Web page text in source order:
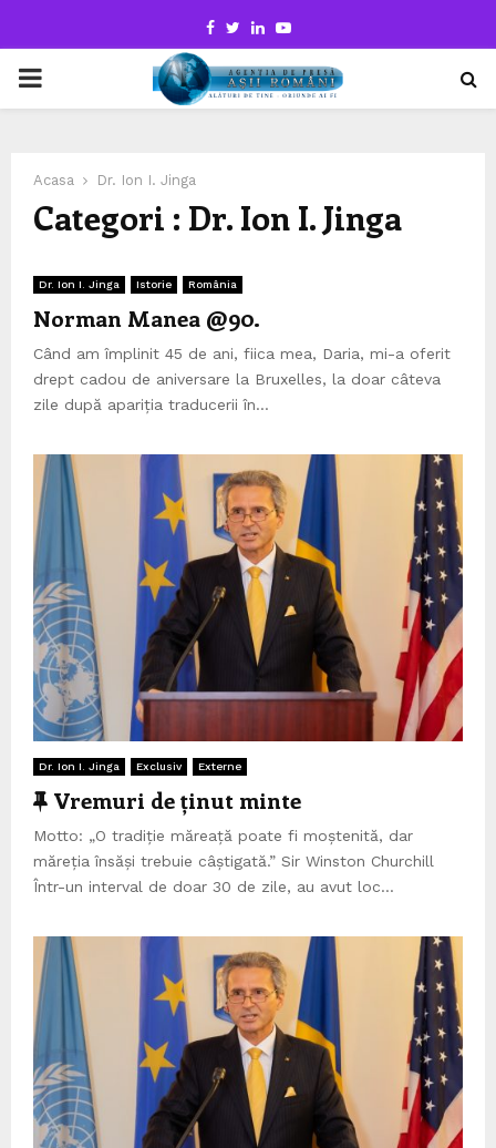
Facebook
TwitterLinkedinYoutube
PRIMARY
Acasa Dr. Ion I. Jinga
Categori : Dr. Ion I. Jinga
Dr. Ion I. Jinga Istorie România
Norman Manea @90.
Când am împlinit 45 de ani, fiica mea, Daria, mi-a oferit
drept cadou de aniversare la Bruxelles, la doar câteva
zile după apariția traducerii în...
Dr. Ion I. Jinga Exclusiv Externe
C
a
r
a
t
e
t
i
c
Vremuri de ținut minte
Motto: „O tradiție măreață poate fi moștenită, dar
măreția însăși trebuie câștigată.” Sir Winston Churchill
Într-un interval de doar 30 de zile, au avut loc...